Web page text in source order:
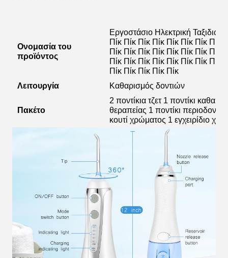
Ονομασία του
προϊόντος
Εργοστάσιο Ηλεκτρική
Πίκ Πίκ Πίκ Πίκ Πίκ Πίκ Πίκ Πίκ
Πίκ Πίκ Πίκ Πίκ Πίκ Πίκ Πίκ Πίκ
Πίκ Πίκ Πίκ Πίκ Πίκ Πίκ Πίκ Πίκ
Πίκ Πίκ Πίκ Πίκ Πίκ
Λειτουργία
Καθαρισμός δοντιών
Πακέτο
2 ποντίκια τζετ 1 ποντίκι
θεραπείας 1 ποντίκι
κουτί χρώματος 1 εγχειρίδιο